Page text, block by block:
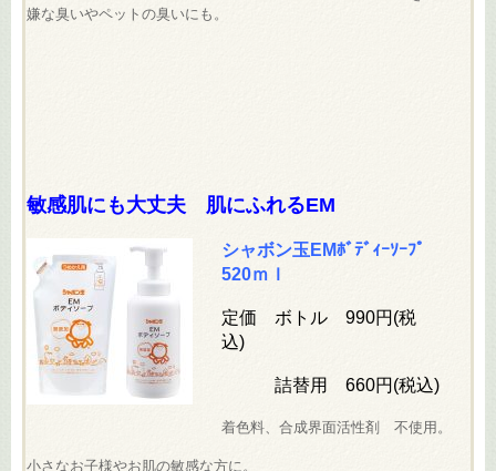
嫌な臭いやペットの臭いにも。
敏感肌にも大丈夫 肌にふれるEM
シャボン玉EMﾎﾞﾃﾞｨｰｿｰﾌﾟ
520ｍｌ
定価 ボトル 990円(税
込)
詰替用 660円(税込)
着色料、合成界面活性剤 不使用。
小さなお子様やお肌の敏感な方に。